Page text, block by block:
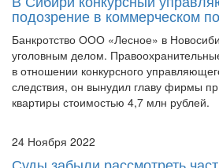
Банкротство ООО «Лесное» в
уголовным делом.
в отношении конкурсного
следствия, он вынудил главу фирмы
квартиры стоимостью 4,7 млн рублей.
24 Ноября 2022
банкротстве – ВС исправит